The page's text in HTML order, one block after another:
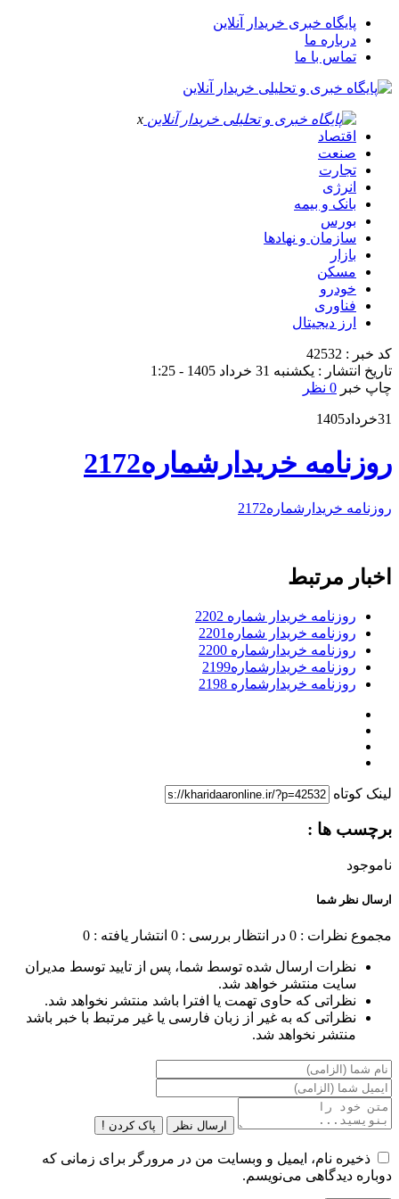
پایگاه خبری خریدار آنلاین
درباره ما
تماس با ما
x
اقتصاد
صنعت
تجارت
انرژی
بانک و بیمه
بورس
سازمان و نهادها
بازار
مسکن
خودرو
فناوری
ارز دیجیتال
کد خبر : 42532
تاریخ انتشار : یکشنبه 31 خرداد 1405 - 1:25
چاپ خبر 0 نظر
31خرداد1405
روزنامه خریدارشماره2172
روزنامه خریدارشماره2172
اخبار مرتبط
روزنامه خریدار شماره 2202
روزنامه خریدار شماره2201
روزنامه خریدارشماره 2200
روزنامه خریدارشماره2199
روزنامه خریدارشماره 2198
لینک کوتاه
برچسب ها :
ناموجود
ارسال نظر شما
مجموع نظرات : 0 در انتظار بررسی : 0 انتشار یافته : 0
نظرات ارسال شده توسط شما، پس از تایید توسط مدیران
سایت منتشر خواهد شد.
نظراتی که حاوی تهمت یا افترا باشد منتشر نخواهد شد.
نظراتی که به غیر از زبان فارسی یا غیر مرتبط با خبر باشد
منتشر نخواهد شد.
ارسال نظر پاک کردن !
ذخیره نام، ایمیل و وبسایت من در مرورگر برای زمانی که
دوباره دیدگاهی می‌نویسم.